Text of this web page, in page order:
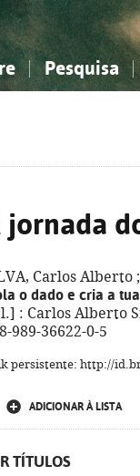
Pesquisa
jornada
Carlos Alberto
o dado e cria a
: Carlos Alberto
989-36622-0-5
persistente: http://
ADICIONAR À LISTA
TÍTULOS